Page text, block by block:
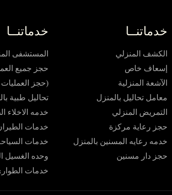
خدماتنــا
الكشف المنزلي
إسعاف خاص
الآشعة المنزلية
معامل تحاليل بالمنزل
التمريض المنزلي
حجز رعاية مركزة
خدمه رعايه المسنين بالمنزل
حجز دار مسنين
خدماتنــا
المستشفى
حجز جميع
(حجز العمليات
تحاليل طبية
خدمه الاخلاء
خدمات
خدمات
وحده الغسيل
خدمات